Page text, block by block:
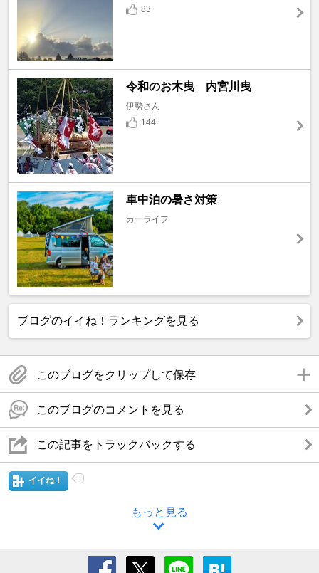
83
令和のお木曳 内宮川曳
伊勢さん
144
車中泊の暑さ対策
カーライフ
ブログのイイね！ランキングを見る
このブログをクリップして保存
このブログのコメントを見る
この記事をトラックバックする
イイね！
もっと見る